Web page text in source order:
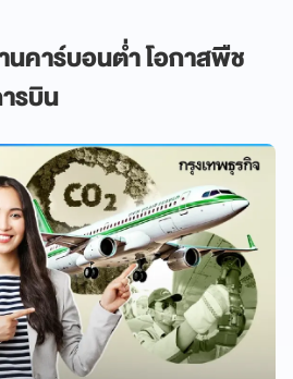
นคาร์บอนต่ำ โอกาสพืช
รบิน